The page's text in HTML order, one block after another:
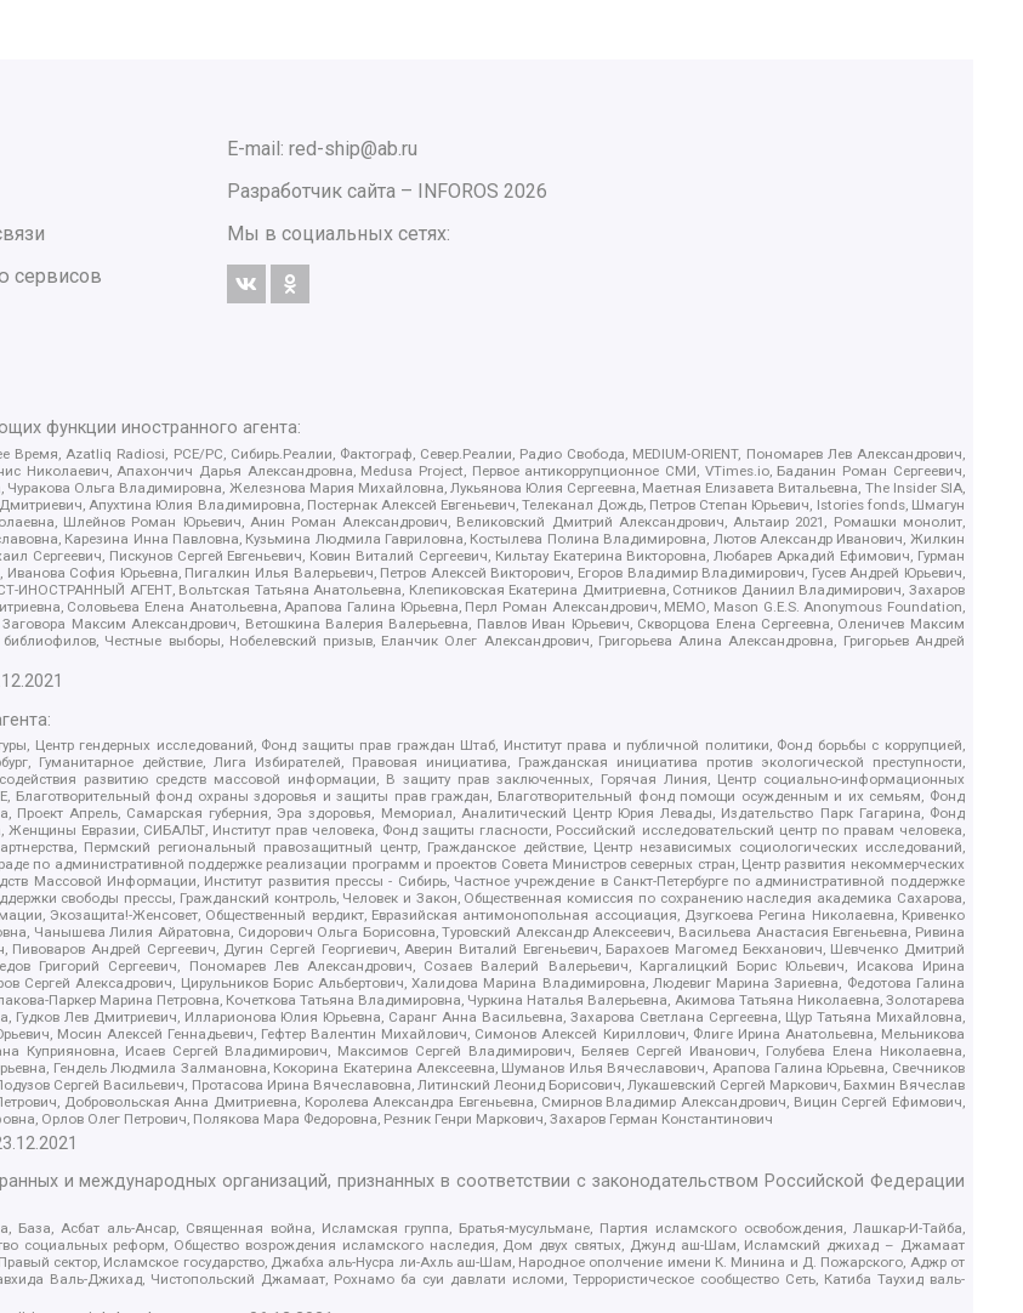
сервисов
E-mail: red-ship@ab.ru
Разработчик сайта – INFOROS 2026
Мы в социальных сетях:
функции иностранного агента:
Azatliq Radiosi, PCE/PC, Сибирь.Реалии, Фактограф, Север.Реалии, Радио Свобода, MEDIUM-ORIENT, Пономарев Лев Александрович,
Николаевич, Апахончич Дарья Александровна, Medusa Project, Первое антикоррупционное СМИ, VTimes.io, Баданин Роман Сергеевич,
Ольга Владимировна, Железнова Мария Михайловна, Лукьянова Юлия Сергеевна, Маетная Елизавета Витальевна, The Insider SIA,
Апухтина Юлия Владимировна, Постернак Алексей Евгеньевич, Телеканал Дождь, Петров Степан Юрьевич, Istories fonds, Шмагун
Шлейнов Роман Юрьевич, Анин Роман Александрович, Великовский Дмитрий Александрович, Альтаир 2021, Ромашки монолит,
Карезина Инна Павловна, Кузьмина Людмила Гавриловна, Костылева Полина Владимировна, Лютов Александр Иванович, Жилкин
Пискунов Сергей Евгеньевич, Ковин Виталий Сергеевич, Кильтау Екатерина Викторовна, Любарев Аркадий Ефимович, Гурман
София Юрьевна, Пигалкин Илья Валерьевич, Петров Алексей Викторович, Егоров Владимир Владимирович, Гусев Андрей Юрьевич,
ИНОСТРАННЫЙ АГЕНТ, Вольтская Татьяна Анатольевна, Клепиковская Екатерина Дмитриевна, Сотников Даниил Владимирович, Захаров
Соловьева Елена Анатольевна, Арапова Галина Юрьевна, Перл Роман Александрович, МЕМО, Mason G.E.S. Anonymous Foundation,
Максим Александрович, Ветошкина Валерия Валерьевна, Павлов Иван Юрьевич, Скворцова Елена Сергеевна, Оленичев Максим
Честные выборы, Нобелевский призыв, Еланчик Олег Александрович, Григорьева Алина Александровна, Григорьев Андрей
Центр гендерных исследований, Фонд защиты прав граждан Штаб, Институт права и публичной политики, Фонд борьбы с коррупцией,
действие, Лига Избирателей, Правовая инициатива, Гражданская инициатива против экологической преступности,
развитию средств массовой информации, В защиту прав заключенных, Горячая Линия, Центр социально-информационных
Благотворительный фонд охраны здоровья и защиты прав граждан, Благотворительный фонд помощи осужденным и их семьям, Фонд
Проект Апрель, Самарская губерния, Эра здоровья, Мемориал, Аналитический Центр Юрия Левады, Издательство Парк Гагарина, Фонд
Евразии, СИБАЛЬТ, Институт прав человека, Фонд защиты гласности, Российский исследовательский центр по правам человека,
Пермский региональный правозащитный центр, Гражданское действие, Центр независимых социологических исследований,
административной поддержке реализации программ и проектов Совета Министров северных стран, Центр развития некоммерческих
Массовой Информации, Институт развития прессы - Сибирь, Частное учреждение в Санкт-Петербурге по административной поддержке
свободы прессы, Гражданский контроль, Человек и Закон, Общественная комиссия по сохранению наследия академика Сахарова,
Экозащита!-Женсовет, Общественный вердикт, Евразийская антимонопольная ассоциация, Дзугкоева Регина Николаевна, Кривенко
Чанышева Лилия Айратовна, Сидорович Ольга Борисовна, Туровский Александр Алексеевич, Васильева Анастасия Евгеньевна, Ривина
Андрей Сергеевич, Дугин Сергей Георгиевич, Аверин Виталий Евгеньевич, Барахоев Магомед Бекханович, Шевченко Дмитрий
Григорий Сергеевич, Пономарев Лев Александрович, Созаев Валерий Валерьевич, Каргалицкий Борис Юльевич, Исакова Ирина
Сергей Алексадрович, Цирульников Борис Альбертович, Халидова Марина Владимировна, Людевиг Марина Зариевна, Федотова Галина
Паркер Марина Петровна, Кочеткова Татьяна Владимировна, Чуркина Наталья Валерьевна, Акимова Татьяна Николаевна, Золотарева
Гудков Лев Дмитриевич, Илларионова Юлия Юрьевна, Саранг Анна Васильевна, Захарова Светлана Сергеевна, Щур Татьяна Михайловна,
Мосин Алексей Геннадьевич, Гефтер Валентин Михайлович, Симонов Алексей Кириллович, Флиге Ирина Анатольевна, Мельникова
Куприяновна, Исаев Сергей Владимирович, Максимов Сергей Владимирович, Беляев Сергей Иванович, Голубева Елена Николаевна,
Гендель Людмила Залмановна, Кокорина Екатерина Алексеевна, Шуманов Илья Вячеславович, Арапова Галина Юрьевна, Свечников
Сергей Васильевич, Протасова Ирина Вячеславовна, Литинский Леонид Борисович, Лукашевский Сергей Маркович, Бахмин Вячеслав
Добровольская Анна Дмитриевна, Королева Александра Евгеньевна, Смирнов Владимир Александрович, Вицин Сергей Ефимович,
Орлов Олег Петрович, Полякова Мара Федоровна, Резник Генри Маркович, Захаров Герман Константинович
и международных организаций, признанных в соответствии с законодательством Российской Федерации
Асбат аль-Ансар, Священная война, Исламская группа, Братья-мусульмане, Партия исламского освобождения, Лашкар-И-Тайба,
социальных реформ, Общество возрождения исламского наследия, Дом двух святых, Джунд аш-Шам, Исламский джихад – Джамаат
сектор, Исламское государство, Джабха аль-Нусра ли-Ахль аш-Шам, Народное ополчение имени К. Минина и Д. Пожарского, Аджр от
Валь-Джихад, Чистопольский Джамаат, Рохнамо ба суи давлати исломи, Террористическое сообщество Сеть, Катиба Таухид валь-